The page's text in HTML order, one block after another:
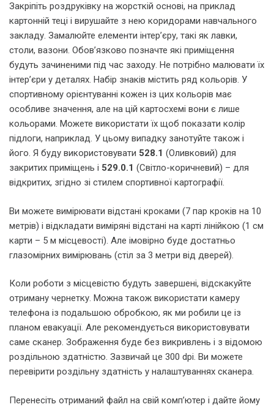
Закріпіть роздруківку на жорсткій основі, на приклад
картонній теці і вирушайте з нею коридорами навчального
закладу. Замалюйте елементи інтер’єру, такі як лавки,
столи, вазони. Обов’язково позначте які приміщення
будуть зачиненими під час заходу. Не потрібно малювати їх
інтер’єри у деталях. Набір знаків містить ряд кольорів. У
спортивному орієнтуванні кожен із цих кольорів має
особливе значення, але на цій картосхемі вони є лише
кольорами. Можете використати їх щоб показати колір
підлоги, наприклад. У цьому випадку занотуйте також і
його. Я буду використовувати 528.1 (Оливковий) для
закритих приміщень і 529.0.1 (Світло-коричневий) – для
відкритих, згідно зі стилем спортивної картографії.
Ви можете вимірювати відстані кроками (7 пар кроків на 10
метрів) і відкладати виміряні відстані на карті лінійкою (1 см
карти – 5 м місцевості). Але імовірно буде достатньо
глазомірних вимірювань (стіл за 3 метри від дверей).
Коли роботи з місцевістю будуть завершені, відскакуйте
отриману чернетку. Можна також використати камеру
телефона із подальшою обробкою, як ми робили це із
планом евакуації. Але рекомендується використовувати
саме сканер. Зображення буде без викривлень і з відомою
роздільною здатністю. Зазвичай це 300 dpi. Ви можете
перевірити роздільну здатність у налаштуваннях сканера.
Перенесіть отриманий файл на свій комп’ютер і дайте йому